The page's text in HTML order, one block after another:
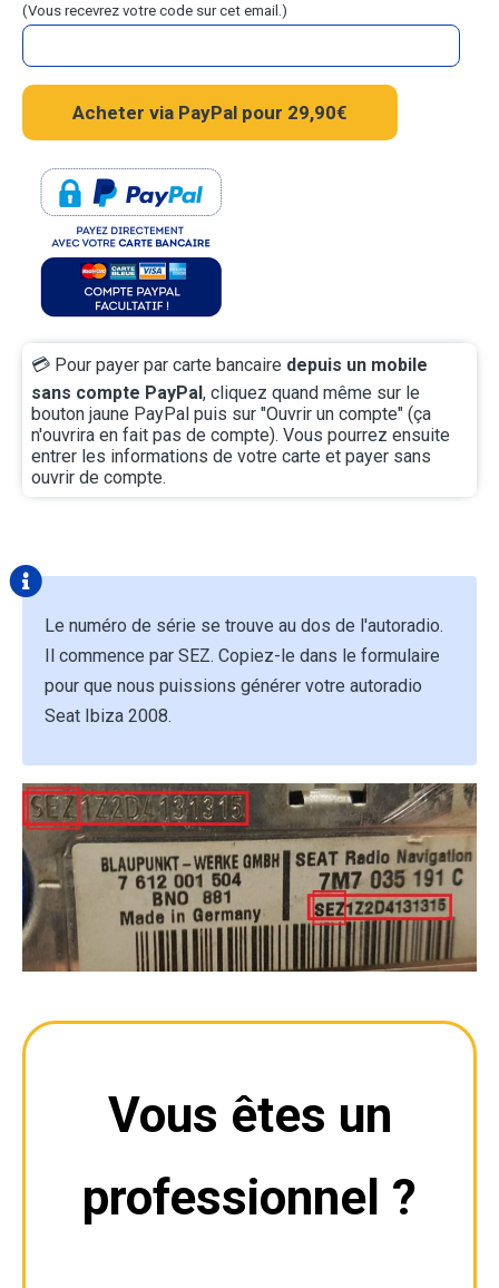
(Vous recevrez votre code sur cet email.)
💳 Pour payer par carte bancaire depuis un mobile
sans compte PayPal , cliquez quand même sur le
bouton jaune PayPal puis sur "Ouvrir un compte" (ça
n'ouvrira en fait pas de compte). Vous pourrez ensuite
entrer les informations de votre carte et payer sans
ouvrir de compte.
Le numéro de série se trouve au dos de l'autoradio.
Il commence par SEZ. Copiez-le dans le formulaire
pour que nous puissions générer votre autoradio
Seat Ibiza 2008.
Vous êtes un
professionnel ?